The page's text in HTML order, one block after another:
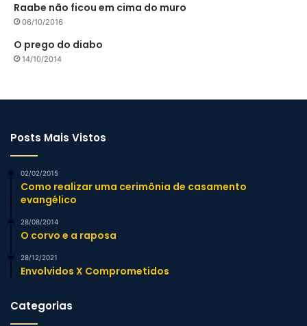
Raabe não ficou em cima do muro
06/10/2016
O prego do diabo
14/10/2014
Posts Mais Vistos
02/02/2015
Como realizar uma cerimônia de casamento
evangélico
28/08/2014
O corvo e a raposa
28/12/2021
Envolvidos X Comprometidos
Categorias